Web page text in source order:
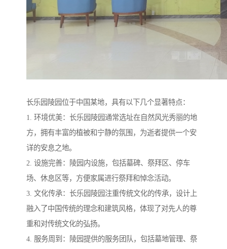
长乐园陵园位于中国某地，具有以下几个显著特点：
1. 环境优美：长乐园陵园通常选址在自然风光秀丽的地
方，拥有丰富的植被和宁静的氛围，为逝者提供一个安
详的安息之地。
2. 设施完善：陵园内设施，包括墓碑、祭拜区、停车
场、休息区等，方便家属进行祭拜和悼念活动。
3. 文化传承：长乐园陵园注重传统文化的传承，设计上
融入了中国传统的理念和建筑风格，体现了对先人的尊
重和对传统文化的弘扬。
4. 服务周到：陵园提供的服务团队，包括墓地管理、祭